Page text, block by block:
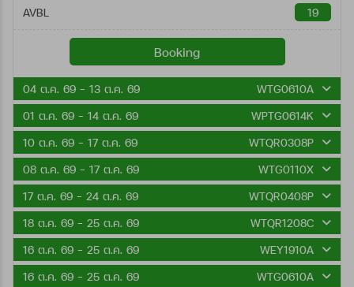
AVBL 19
Booking
04 ต.ค. 69 - 13 ต.ค. 69
WTG0610A
01 ต.ค. 69 - 14 ต.ค. 69
WPTG0614K
10 ต.ค. 69 - 17 ต.ค. 69
WTQR0308P
08 ต.ค. 69 - 17 ต.ค. 69
WTG0110X
17 ต.ค. 69 - 24 ต.ค. 69
WTQR0408P
18 ต.ค. 69 - 25 ต.ค. 69
WTQR1208C
16 ต.ค. 69 - 25 ต.ค. 69
WEY1910A
16 ต.ค. 69 - 25 ต.ค. 69
WTG0610A